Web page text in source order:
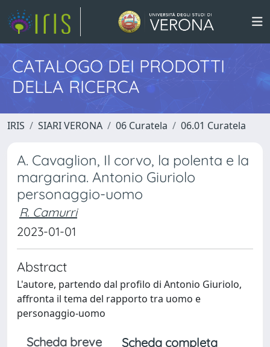
CATALOGO DEI PRODOTTI
DELLA RICERCA
IRIS SIARI VERONA 06 Curatela 06.01 Curatela
A. Cavaglion, Il corvo, la polenta e la
margarina. Antonio Giuriolo
personaggio-uomo
R. Camurri
2023-01-01
Abstract
L'autore, partendo dal profilo di Antonio Giuriolo,
affronta il tema del rapporto tra uomo e
personaggio-uomo
Scheda breve
Scheda completa